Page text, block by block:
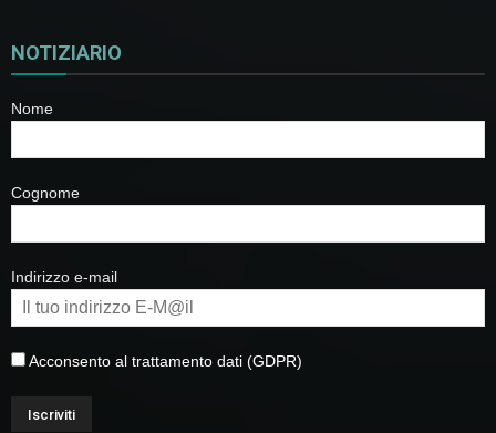
NOTIZIARIO
Nome
Cognome
Indirizzo e-mail
Acconsento al trattamento dati (GDPR)